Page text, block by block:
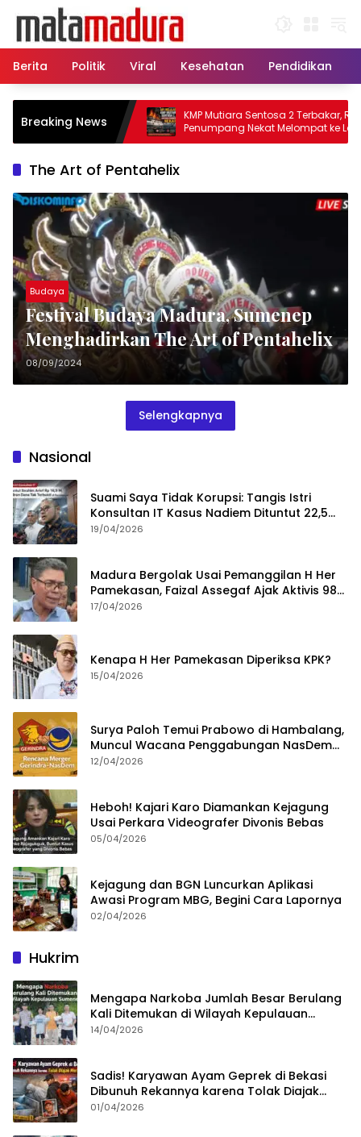
konten
Berita
Politik Viral Kesehatan Pendidikan
Breaking News
11 Kapal Sisir
Korban KMP
KMP Mutiara Sentosa 2 Terbakar,
Penumpang Nekat Melompat ke Laut
The Art of Pentahelix
Budaya
Festival Budaya Madura, Sumenep
Menghadirkan The Art of Pentahelix
08/09/2024
Selengkapnya
Nasional
Suami Saya Tidak Korupsi: Tangis Istri
Konsultan IT Kasus Nadiem Dituntut 22,5
Tahun
19/04/2026
Madura Bergolak Usai Pemanggilan H Her
Pamekasan, Faizal Assegaf Ajak Aktivis 98
Bongkar Permainan KPK
17/04/2026
Kenapa H Her Pamekasan Diperiksa KPK?
15/04/2026
Surya Paloh Temui Prabowo di Hambalang,
Muncul Wacana Penggabungan NasDem
dan Gerindra
12/04/2026
Heboh! Kajari Karo Diamankan Kejagung
Usai Perkara Videografer Divonis Bebas
05/04/2026
Kejagung dan BGN Luncurkan Aplikasi
Awasi Program MBG, Begini Cara Lapornya
02/04/2026
Hukrim
Mengapa Narkoba Jumlah Besar Berulang
Kali Ditemukan di Wilayah Kepulauan
Sumenep?
14/04/2026
Sadis! Karyawan Ayam Geprek di Bekasi
Dibunuh Rekannya karena Tolak Diajak
Merampok Majikan
01/04/2026